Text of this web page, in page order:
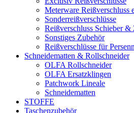
Meterware Reißverschluss
Sonderreißverschlüsse
Reißverschluss Schieber &
Sonstiges Zubehör
Reißverschlüsse für
Schneidematten & Rollschneider
OLFA Rollschneider
OLFA Ersatzklingen
Patchwork Lineale
Schneidematten
STOFFE
Taschenzubehör